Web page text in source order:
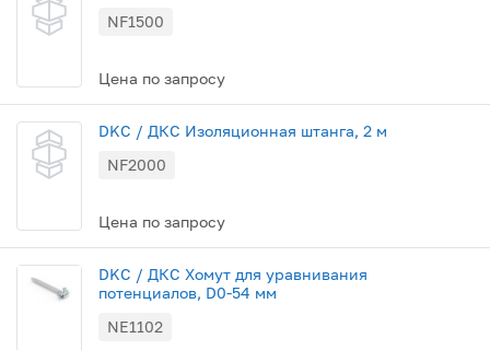
NF1500
Цена по запросу
DKC / ДКС Изоляционная штанга, 2 м
NF2000
Цена по запросу
DKC / ДКС Хомут для уравнивания
потенциалов, D0-54 мм
NE1102